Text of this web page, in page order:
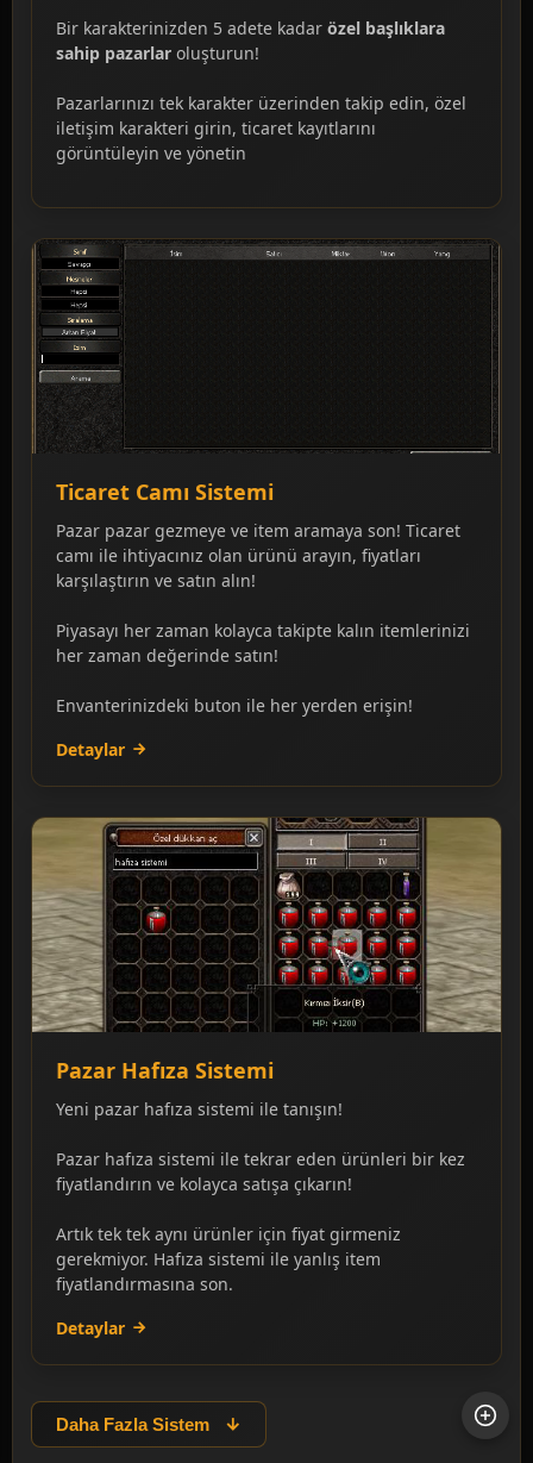
Bir karakterinizden 5 adete kadar özel başlıklara
sahip pazarlar oluşturun!
Pazarlarınızı tek karakter üzerinden takip edin, özel
iletişim karakteri girin, ticaret kayıtlarını
görüntüleyin ve yönetin
Ticaret Camı Sistemi
Pazar pazar gezmeye ve item aramaya son! Ticaret
camı ile ihtiyacınız olan ürünü arayın, fiyatları
karşılaştırın ve satın alın!
Piyasayı her zaman kolayca takipte kalın itemlerinizi
her zaman değerinde satın!
Envanterinizdeki buton ile her yerden erişin!
Detaylar
Pazar Hafıza Sistemi
Yeni pazar hafıza sistemi ile tanışın!
Pazar hafıza sistemi ile tekrar eden ürünleri bir kez
fiyatlandırın ve kolayca satışa çıkarın!
Artık tek tek aynı ürünler için fiyat girmeniz
gerekmiyor. Hafıza sistemi ile yanlış item
fiyatlandırmasına son.
Detaylar
Daha Fazla Sistem